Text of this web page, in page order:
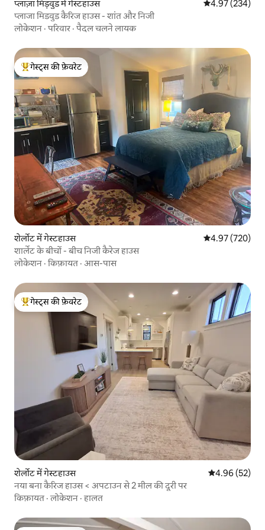
प्लाज़ा मिड़वुड में गेस्टहाउस औसत रेटिंग 5 में से
4.97 (234)
प्लाजा मिडवुड कैरिज हाउस - शांत और निजी
लोकेशन ·परिवार ·पैदल चलने लायक
गेस्ट्स का टॉप फ़ेवरेट
गेस्ट्स की फ़ेवरेट
शेर्लोट में गेस्टहाउस औसत रेटिंग 5 में से
4.97 (720)
शार्लेट के बीचों - बीच निजी कैरेज हाउस
लोकेशन ·किफ़ायत · आस-पास
गेस्ट्स का टॉप फ़ेवरेट
गेस्ट्स की फ़ेवरेट
शेर्लोट में गेस्टहाउस औसत रेटिंग 5 में
4.96 (52)
नया बना कैरिज हाउस < अपटाउन से 2 मील की दूरी पर
किफ़ायत ·लोकेशन ·हालत